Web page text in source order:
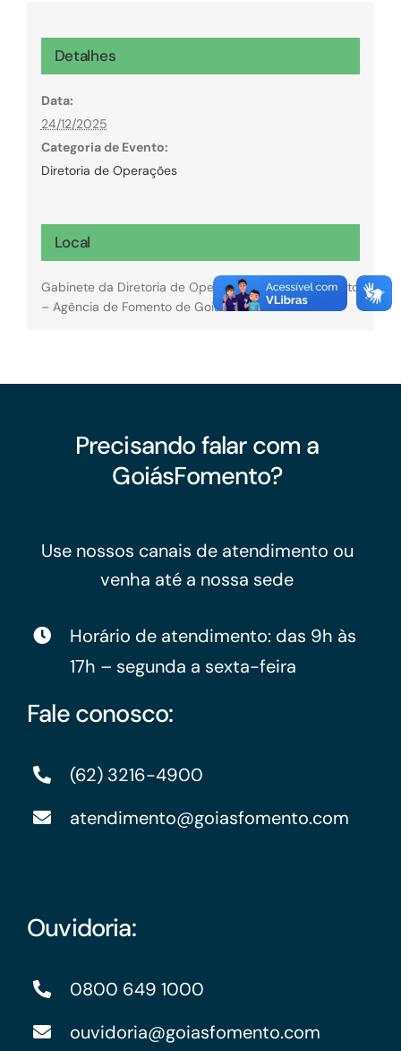
Detalhes
Data:
24/12/2025
Categoria de Evento:
Diretoria de Operações
Local
Gabinete da Diretoria de Operações da GoiásFomento
– Agência de Fomento de Goiás.
Precisando falar com a
GoiásFomento?
Use nossos canais de atendimento ou
venha até a nossa sede
Horário de atendimento: das 9h às
17h – segunda a sexta-feira
Fale conosco:
(62) 3216-4900
atendimento@goiasfomento.com
Ouvidoria:
0800 649 1000
ouvidoria@goiasfomento.com